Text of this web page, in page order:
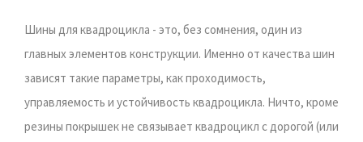
Шины для квадроцикла - это, без сомнения, один из
главных элементов конструкции. Именно от качества шин
зависят такие параметры, как проходимость,
управляемость и устойчивость квадроцикла. Ничто, кроме
резины покрышек не связывает квадроцикл с дорогой (или